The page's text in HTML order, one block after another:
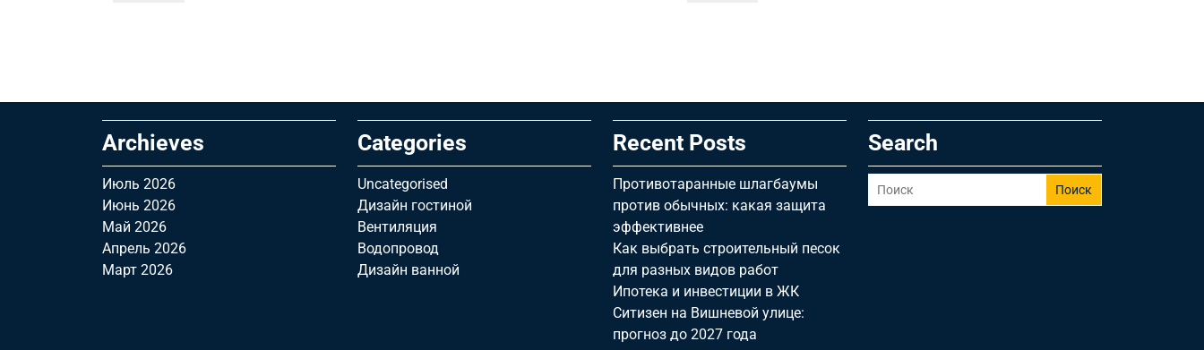
Archieves
Июль 2026
Июнь 2026
Май 2026
Апрель 2026
Март 2026
Categories
Uncategorised
Дизайн гостиной
Вентиляция
Водопровод
Дизайн ванной
Recent Posts
Противотаранные шлагбаумы
против обычных: какая защита
эффективнее
Как выбрать строительный песок
для разных видов работ
Ипотека и инвестиции в ЖК
Ситизен на Вишневой улице:
прогноз до 2027 года
Search
Поиск